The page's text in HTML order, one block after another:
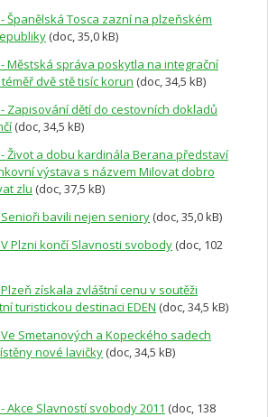
- Španělská Tosca zazní na plzeňském
(doc, 35,0 kB)
- Městská správa poskytla na integrační
dvě stě tisíc korun (doc, 34,5 kB)
- Zapisování dětí do cestovních dokladů
(doc, 34,5 kB)
- Život a dobu kardinála Berana představí
výstava s názvem Milovat dobro
zlu (doc, 37,5 kB)
Senioři bavili nejen seniory (doc, 35,0 kB)
V Plzni končí Slavnosti svobody (doc, 102
Plzeň získala zvláštní cenu v soutěži
turistickou destinaci EDEN (doc, 34,5 kB)
Ve Smetanových a Kopeckého sadech
nové lavičky (doc, 34,5 kB)
Akce Slavností svobody 2011 (doc, 138